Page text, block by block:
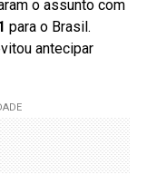
o assunto com
para o Brasil.
antecipar